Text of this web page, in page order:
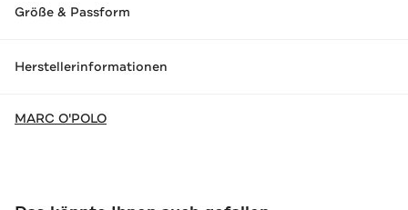
Größe & Passform
Herstellerinformationen
MARC O'POLO